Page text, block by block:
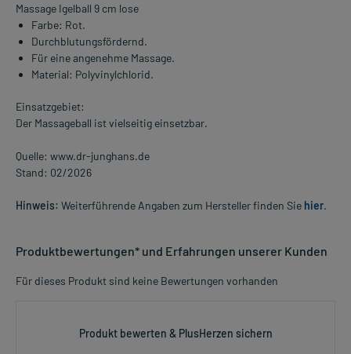
Massage Igelball 9 cm lose
Farbe: Rot.
Durchblutungsfördernd.
Für eine angenehme Massage.
Material: Polyvinylchlorid.
Einsatzgebiet:
Der Massageball ist vielseitig einsetzbar.
Quelle: www.dr-junghans.de
Stand: 02/2026
Hinweis: Weiterführende Angaben zum Hersteller finden Sie hier.
Produktbewertungen* und Erfahrungen unserer Kunden
Für dieses Produkt sind keine Bewertungen vorhanden
Produkt bewerten & PlusHerzen sichern